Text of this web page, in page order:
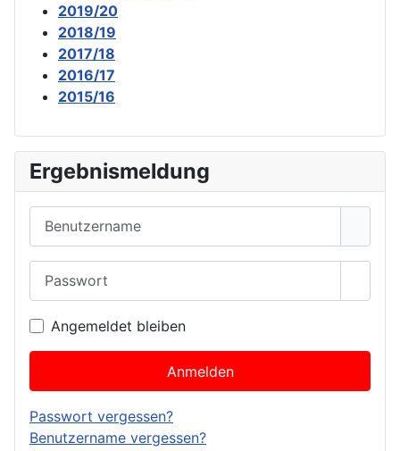
2019/20
2018/19
2017/18
2016/17
2015/16
Ergebnismeldung
Angemeldet bleiben
Anmelden
Passwort vergessen?
Benutzername vergessen?